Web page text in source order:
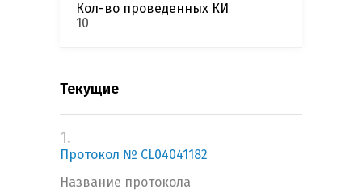
Кол-во проведенных КИ
10
Текущие
1.
Протокол № CL04041182
Название протокола